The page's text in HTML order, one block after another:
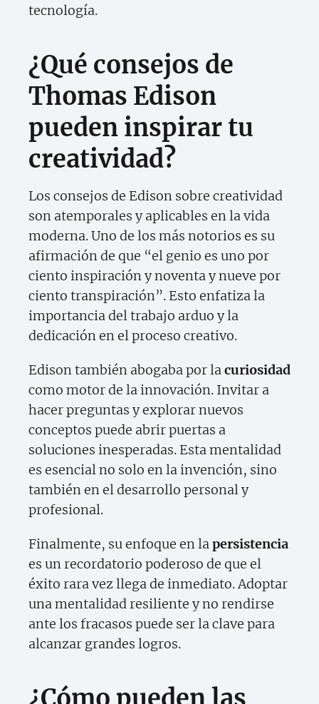
tecnología.
¿Qué consejos de
Thomas Edison
pueden inspirar tu
creatividad?
Los consejos de Edison sobre creatividad
son atemporales y aplicables en la vida
moderna. Uno de los más notorios es su
afirmación de que “el genio es uno por
ciento inspiración y noventa y nueve por
ciento transpiración”. Esto enfatiza la
importancia del trabajo arduo y la
dedicación en el proceso creativo.
Edison también abogaba por lacuriosidad
como motor de la innovación. Invitar a
hacer preguntas y explorar nuevos
conceptos puede abrir puertas a
soluciones inesperadas. Esta mentalidad
es esencial no solo en la invención, sino
también en el desarrollo personal y
profesional.
Finalmente, su enfoque en lapersistencia
es un recordatorio poderoso de que el
éxito rara vez llega de inmediato. Adoptar
una mentalidad resiliente y no rendirse
ante los fracasos puede ser la clave para
alcanzar grandes logros.